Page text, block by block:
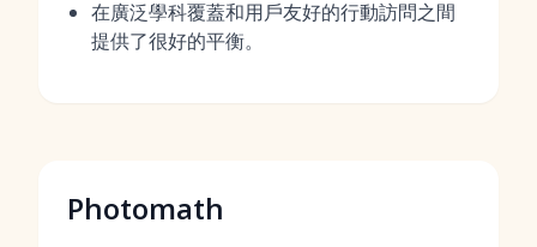
在廣泛學科覆蓋和用戶友好的行動訪問之間
提供了很好的平衡。
Photomath